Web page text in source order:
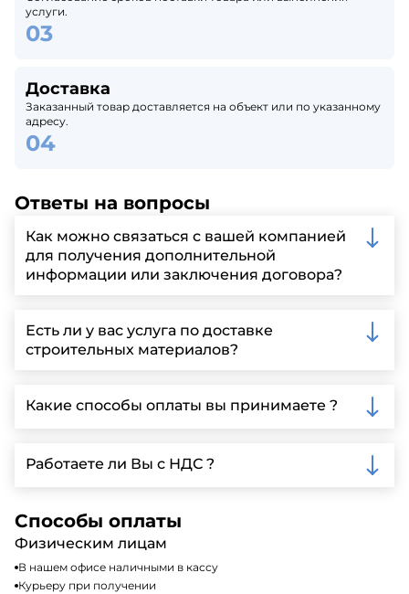
услуги.
Доставка
Заказанный товар доставляется на объект или по указанному
адресу.
Ответы на вопросы
Как можно связаться с вашей компанией
для получения дополнительной
информации или заключения договора?
запрос через нашу официальную почту или
заполнить форму на нашем сайте для более
детальной информации и организации встречи.
Есть ли у вас услуга по доставке
строительных материалов?
Ленинградской области, у нас собственный
автопарк, для обеспечения быстрой и надежной
Какие способы оплаты вы принимаете ?
включая наличные, банковские переводы,
кредитные карты. Подробную информацию о
Работаете ли Вы с НДС ?
налогообложения, т.е с НДС 20%
Способы оплаты
Физическим лицам
В нашем офисе наличными в кассу
Курьеру при получении